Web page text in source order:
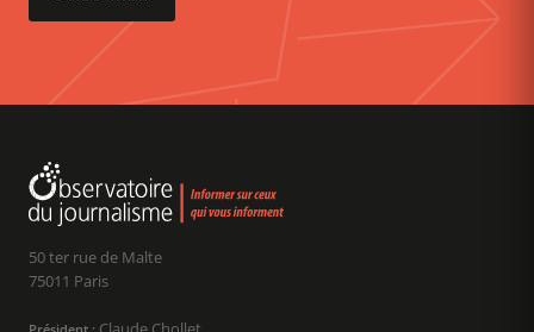
50 ter rue de Malte
75011 Paris